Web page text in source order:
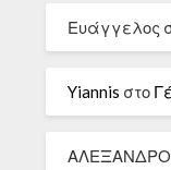
Ευάγγελος
Yiannis στο